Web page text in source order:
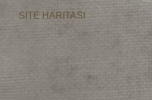
SITE HARITASI